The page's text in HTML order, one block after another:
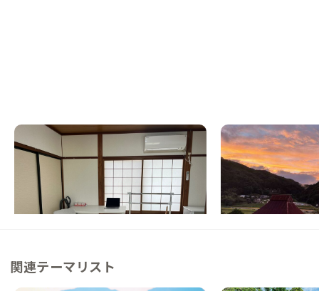
松江B邸
島根県 ゲストハウス
【乃木駅徒歩2分】松江城と宍道湖の景色を
楽しめる家守自身がリノベした家
この家からの距離 35km
庄原A邸
広島県 戸建て
【運が良ければ雲海
る築100年の家
この家からの距離 63km
関連テーマリスト